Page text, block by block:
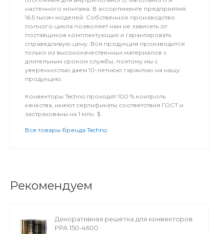
настенного монтажа. В ассортименте предприятия
16.5 тысяч моделей. Собственное производство
полного цикла позволяет нам не зависеть от
поставщиков комплектующих и гарантировать
справедливую цену. Вся продукция производится
только из высококачественных материалов с
длительным сроком службы, поэтому мы с
уверенностью даем 10-летнюю гарантию на нашу
продукцию.
Конвекторы Techno проходят 100 % контроль
качества, имеют сертификаты соответствия ГОСТ и
застрахованы на 1 млн. $
Все товары бренда Techno
Рекомендуем
Декоративная решетка для конвекторов
РРА 150-4600